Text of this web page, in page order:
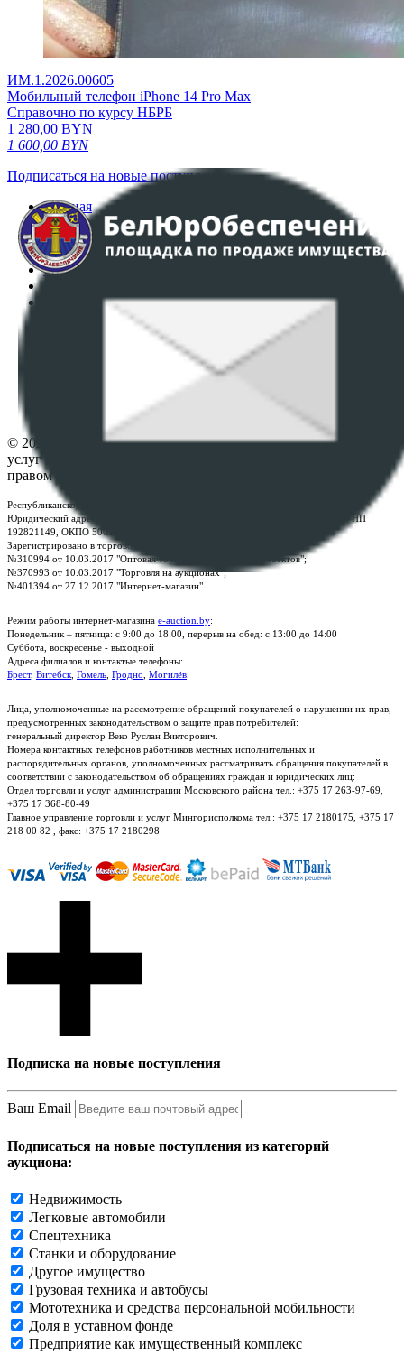
ИМ.1.2026.00605
Мобильный телефон iPhone 14 Pro Max
Справочно по курсу НБРБ
1 280,00 BYN
1 600,00 BYN
Подписаться на новые поступления
Главная
Аукционы
Интернет-магазин
Регламент организации и проведения торгов
Политика в отношении обработки персональных
ПОЛОЖЕНИЕ О ПОЛИТИКЕ ОБРАБОТКИ COOKIE-
Настройки cookie-файлов
© 2026 Республиканское унитарное предприятие по оказанию
услуг "БелЮрОбеспечение" - Все права защищены авторским
правом
Республиканское унитарное предприятие по оказанию услуг "БелЮрОбеспечение"
Юридический адрес: г. Минск, пр-т. Дзержинского, 1Б, e-mail:
, УНП
192821149, ОКПО 500111895000
Зарегистрировано в торговом реестре Республики Беларусь:
№310994 от 10.03.2017 "Оптовая торговля без торговых объектов";
№370993 от 10.03.2017 "Торговля на аукционах";
№401394 от 27.12.2017 "Интернет-магазин".
Режим работы интернет-магазина e-auction.by:
Понедельник – пятница: с 9:00 до 18:00, перерыв на обед: с 13:00 до 14:00
Суббота, воскресенье - выходной
Адреса филиалов и контактые телефоны:
Брест, Витебск Гомель Гродно Могилёв
Лица, уполномоченные на рассмотрение обращений покупателей о нарушении их прав,
предусмотренных законодательством о защите прав потребителей:
генеральный директор Веко Руслан Викторович.
Номера контактных телефонов работников местных исполнительных и
распорядительных органов, уполномоченных рассматривать обращения покупателей в
соответствии с законодательством об обращениях граждан и юридических лиц:
Отдел торговли и услуг администрации Московского района тел.: +375 17 263-97-69,
+375 17 368-80-49
Главное управление торговли и услуг Мингорисполкома тел.: +375 17 2180175, +375 17
218 00 82 , факс: +375 17 2180298
Подписка на новые поступления
Ваш Email
Подписаться на новые поступления из категорий
аукциона:
Недвижимость
Легковые автомобили
Спецтехника
Станки и оборудование
Другое имущество
Грузовая техника и автобусы
Мототехника и средства персональной мобильности
Доля в уставном фонде
Предприятие как имущественный комплекс